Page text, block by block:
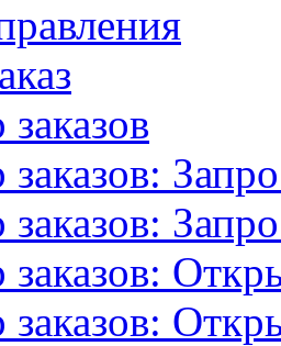
заказов
заказов:
заказов:
заказов:
заказов: